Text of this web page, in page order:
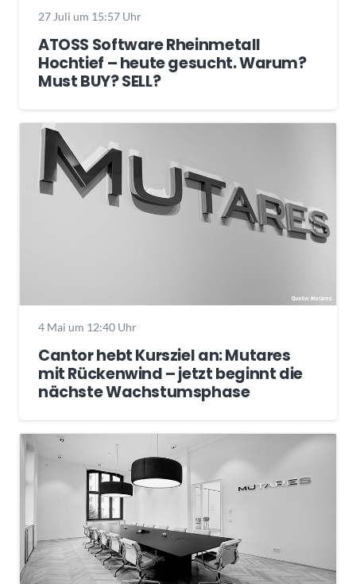
27 Juli um 15:57 Uhr
ATOSS Software Rheinmetall
Hochtief – heute gesucht. Warum?
Must BUY? SELL?
4 Mai um 12:40 Uhr
Cantor hebt Kursziel an: Mutares
mit Rückenwind – jetzt beginnt die
nächste Wachstumsphase